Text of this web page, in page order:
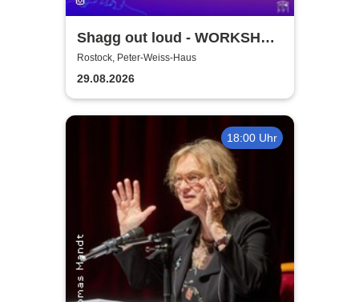
Shagg out loud - WORKSHOP
+ Social Dance | Peter Weiss
Haus Rostock
Rostock, Peter-Weiss-Haus
29.08.2026
18:00 Uhr